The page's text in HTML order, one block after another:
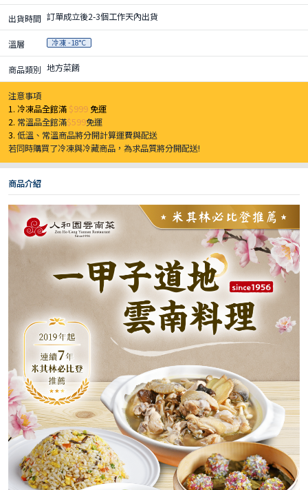
出貨時間 訂單成立後2-3個工作天內出貨
溫層 冷凍 -18°C
商品類別 地方菜餚
注意事項
1. 冷凍品全館滿 $999免運
2. 常溫品全館滿$599免運
3.低溫、常溫商品將分開計算運費與配送
若同時購買了冷凍與冷藏商品，為求品質將分開配送!
商品介紹